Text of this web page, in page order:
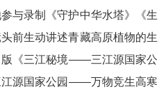
与录制《守护中华水塔》《生
前生动讲述青藏高原植物的生
版《三江秘境——三江源国家公
江源国家公园——万物竞生高寒